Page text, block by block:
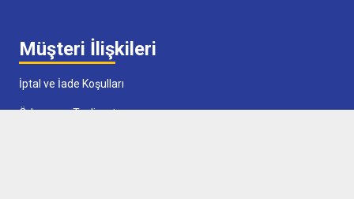
Müşteri İlişkileri
İptal ve İade Koşulları
Ödeme ve Teslimat